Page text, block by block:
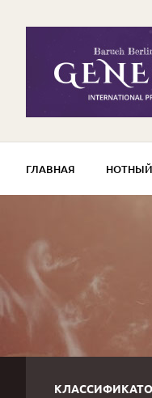
ГЛАВНАЯ